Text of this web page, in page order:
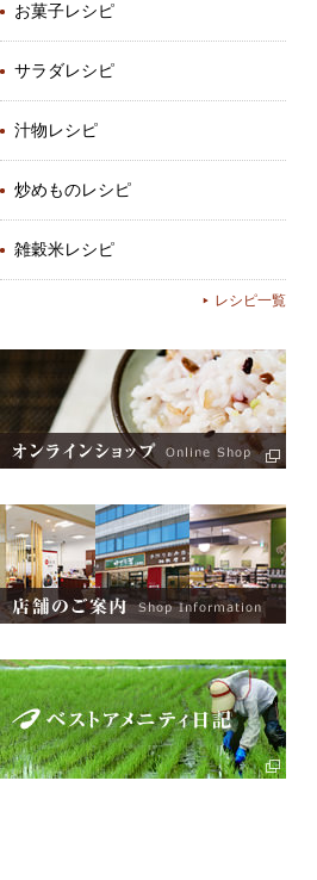
お菓子レシピ
サラダレシピ
汁物レシピ
炒めものレシピ
雑穀米レシピ
レシピ一覧